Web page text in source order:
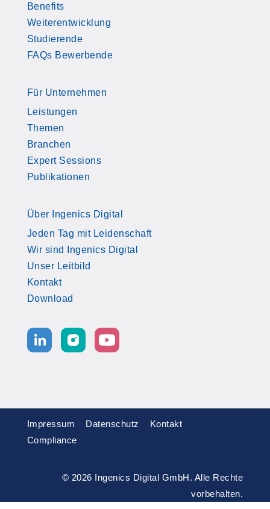
Benefits
Weiterentwicklung
Studierende
FAQs Bewerbende
Für Unternehmen
Leistungen
Themen
Branchen
Expert Sessions
Publikationen
Über Ingenics Digital
Jeden Tag mit Leidenschaft
Wir sind Ingenics Digital
Unser Leitbild
Kontakt
Download
Impressum Datenschutz
Kontakt
Compliance
© 2026 Ingenics Digital GmbH. Alle Rechte
vorbehalten.